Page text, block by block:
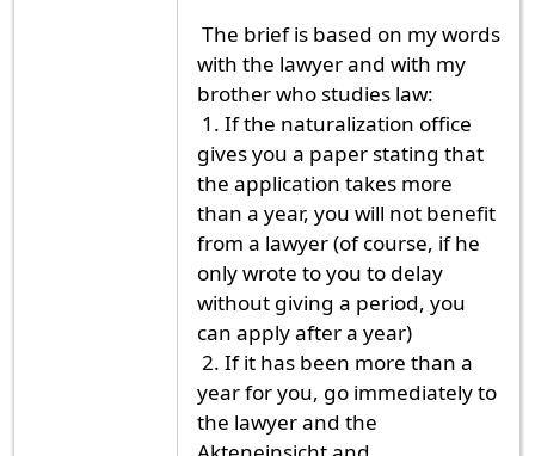
The brief is based on my words
with the lawyer and with my
brother who studies law:
1. If the naturalization office
gives you a paper stating that
the application takes more
than a year, you will not benefit
from a lawyer (of course, if he
only wrote to you to delay
without giving a period, you
can apply after a year)
2. If it has been more than a
year for you, go immediately to
the lawyer and the